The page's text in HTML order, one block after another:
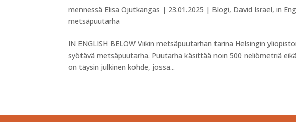
mennessä Elisa Ojutkangas | 23.01.2025 | Blogi, David Israel,in
metsäpuutarha
IN ENGLISH BELOW Viikin metsäpuutarhan tarina Helsingin
syötävä metsäpuutarha. Puutarha käsittää noin 500 neliömetriä
on täysin julkinen kohde, jossa...